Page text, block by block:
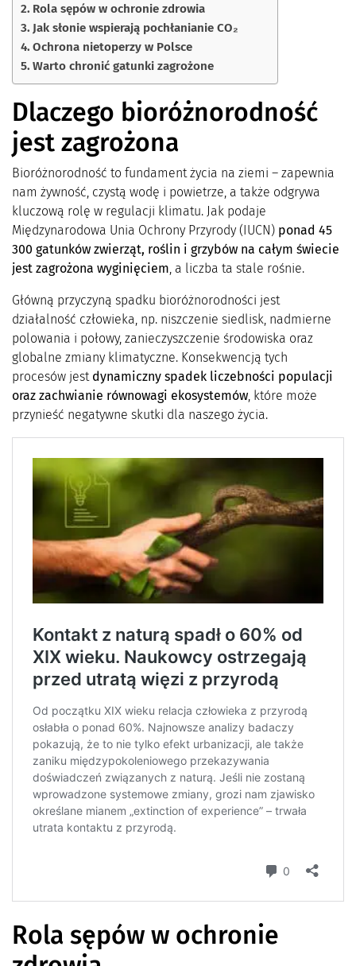
Rola sępów w ochronie zdrowia
Jak słonie wspierają pochłanianie CO₂
Ochrona nietoperzy w Polsce
Warto chronić gatunki zagrożone
Dlaczego bioróżnorodność
jest zagrożona
Bioróżnorodność to fundament życia na ziemi – zapewnia
nam żywność, czystą wodę i powietrze, a także odgrywa
kluczową rolę w regulacji klimatu. Jak podaje
Międzynarodowa Unia Ochrony Przyrody (IUCN) ponad 45
300 gatunków zwierząt, roślin i grzybów na całym świecie
jest zagrożona wyginięciem, a liczba ta stale rośnie.
Główną przyczyną spadku bioróżnorodności jest
działalność człowieka, np. niszczenie siedlisk, nadmierne
polowania i połowy, zanieczyszczenie środowiska oraz
globalne zmiany klimatyczne. Konsekwencją tych
procesów jest dynamiczny spadek liczebności populacji
oraz zachwianie równowagi ekosystemów, które może
przynieść negatywne skutki dla naszego życia.
Rola sępów w ochronie